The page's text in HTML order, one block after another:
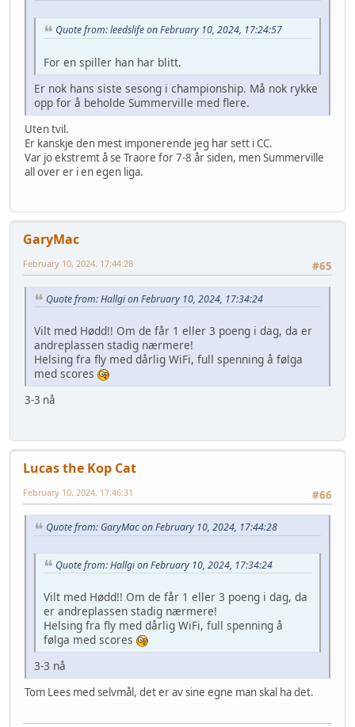
Quote from: leedslife on February 10, 2024, 17:24:57
For en spiller han har blitt.
Er nok hans siste sesong i championship. Må nok rykke
opp for å beholde Summerville med flere.
Uten tvil.
Er kanskje den mest imponerende jeg har sett i CC.
Var jo ekstremt å se Traore for 7-8 år siden, men Summerville
all over er i en egen liga.
GaryMac
#65
February 10, 2024, 17:44:28
Quote from: Hallgi on February 10, 2024, 17:34:24
Vilt med Hødd!! Om de får 1 eller 3 poeng i dag, da er
andreplassen stadig nærmere!
Helsing fra fly med dårlig WiFi, full spenning å følga
med scores
3-3 nå
Lucas the Kop Cat
#66
February 10, 2024, 17:46:31
Quote from: GaryMac on February 10, 2024, 17:44:28
Quote from: Hallgi on February 10, 2024, 17:34:24
Vilt med Hødd!! Om de får 1 eller 3 poeng i dag, da
er andreplassen stadig nærmere!
Helsing fra fly med dårlig WiFi, full spenning å
følga med scores
3-3 nå
Tom Lees med selvmål, det er av sine egne man skal ha det.